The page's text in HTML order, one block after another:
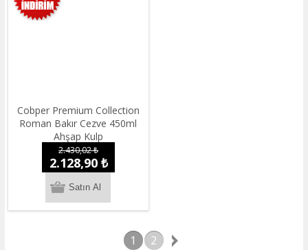
Cobper Premium Collection
Roman Bakır Cezve 450ml
Ahşap Kulp
2.430,02 ₺
2.128,90 ₺
1 2